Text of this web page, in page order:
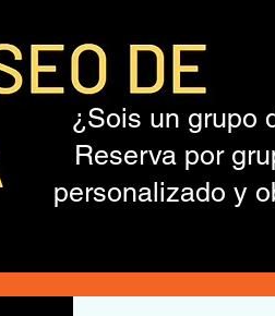
¿Sois un grupo
Reserva por
personalizado y